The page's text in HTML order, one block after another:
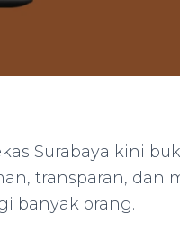
Surabaya kini
transparan, dan
banyak orang.